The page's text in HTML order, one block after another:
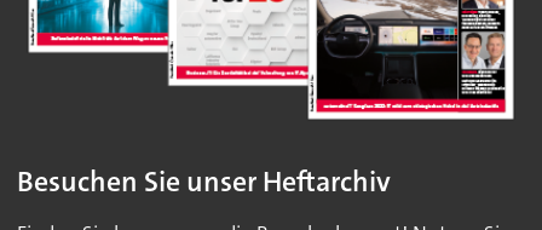
Besuchen Sie unser Heftarchiv